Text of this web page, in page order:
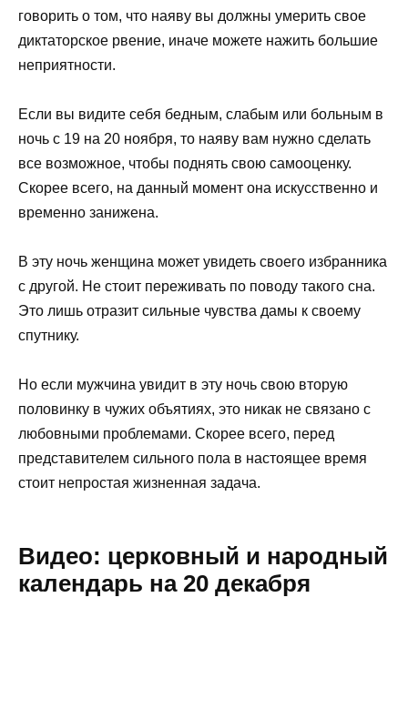
говорить о том, что наяву вы должны умерить свое
диктаторское рвение, иначе можете нажить большие
неприятности.
Если вы видите себя бедным, слабым или больным в
ночь с 19 на 20 ноября, то наяву вам нужно сделать
все возможное, чтобы поднять свою самооценку.
Скорее всего, на данный момент она искусственно и
временно занижена.
В эту ночь женщина может увидеть своего избранника
с другой. Не стоит переживать по поводу такого сна.
Это лишь отразит сильные чувства дамы к своему
спутнику.
Но если мужчина увидит в эту ночь свою вторую
половинку в чужих объятиях, это никак не связано с
любовными проблемами. Скорее всего, перед
представителем сильного пола в настоящее время
стоит непростая жизненная задача.
Видео: церковный и народный
календарь на 20 декабря